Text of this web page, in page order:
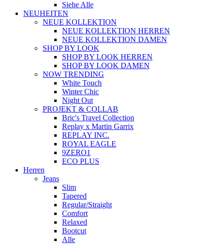
Siehe Alle
NEUHEITEN
NEUE KOLLEKTION
NEUE KOLLEKTION HERREN
NEUE KOLLEKTION DAMEN
SHOP BY LOOK
SHOP BY LOOK HERREN
SHOP BY LOOK DAMEN
NOW TRENDING
White Touch
Winter Chic
Night Out
PROJEKT & COLLAB
Bric's Travel Collection
Replay x Martin Garrix
REPLAY INC.
ROYAL EAGLE
9ZERO1
ECO PLUS
Herren
Jeans
Slim
Tapered
Regular/Straight
Comfort
Relaxed
Bootcut
Alle